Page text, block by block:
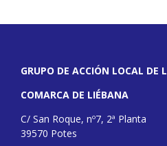
GRUPO DE ACCIÓN LOCAL DE
COMARCA DE LIÉBANA
C/ San Roque, nº7, 2ª Planta
39570 Potes